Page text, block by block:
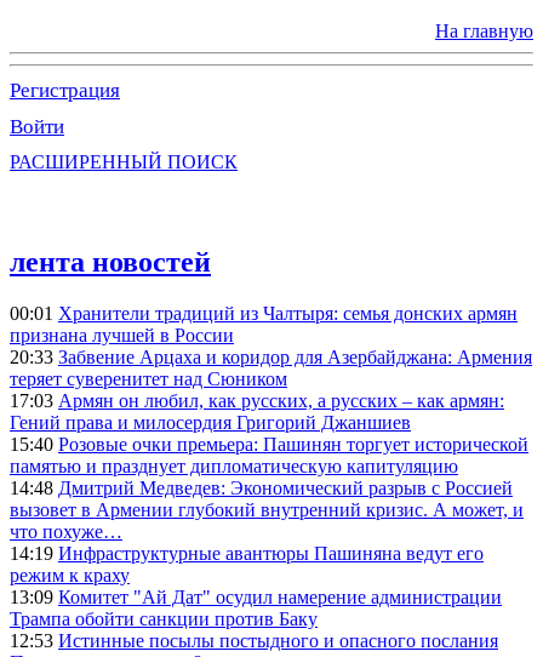
На главную
Регистрация
Войти
РАСШИРЕННЫЙ ПОИСК
лента новостей
00:01 Хранители традиций из Чалтыря: семья донских армян
признана лучшей в России
20:33 Забвение Арцаха и коридор для Азербайджана: Армения
теряет суверенитет над Сюником
17:03 Армян он любил, как русских, а русских – как армян:
Гений права и милосердия Григорий Джаншиев
15:40 Розовые очки премьера: Пашинян торгует исторической
памятью и празднует дипломатическую капитуляцию
14:48 Дмитрий Медведев: Экономический разрыв с Россией
вызовет в Армении глубокий внутренний кризис. А может, и
что похуже…
14:19 Инфраструктурные авантюры Пашиняна ведут его
режим к краху
13:09 Комитет "Ай Дат" осудил намерение администрации
Трампа обойти санкции против Баку
12:53 Истинные посылы постыдного и опасного послания